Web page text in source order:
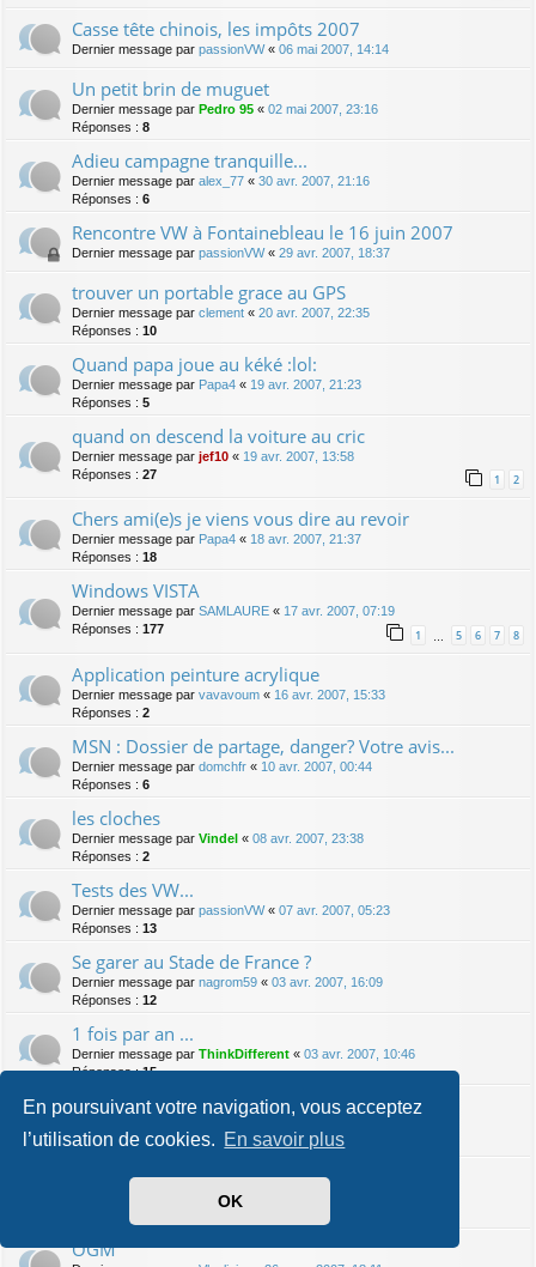
En poursuivant votre navigation, vous acceptez
l’utilisation de cookies. En savoir plus
OK
Casse tête chinois, les impôts 2007
Dernier message par passionVW« 06 mai 2007, 14:14
Un petit brin de muguet
Dernier message par Pedro 95 « 02 mai 2007, 23:16
Réponses : 8
Adieu campagne tranquille...
Dernier message par alex_77 « 30 avr. 2007, 21:16
Réponses : 6
Rencontre VW à Fontainebleau le 16 juin 2007
Dernier message par passionVW« 29 avr. 2007, 18:37
trouver un portable grace au GPS
Dernier message par clement « 20 avr. 2007, 22:35
Réponses : 10
Quand papa joue au kéké :lol:
Dernier message par Papa4 « 19 avr. 2007, 21:23
Réponses : 5
quand on descend la voiture au cric
Dernier message par jef10 « 19 avr. 2007, 13:58
Réponses : 27 1 2
Chers ami(e)s je viens vous dire au revoir
Dernier message par Papa4 « 18 avr. 2007, 21:37
Réponses : 18
Windows VISTA
Dernier message par SAMLAURE « 17 avr. 2007, 07:19
Réponses : 177 1 5 6 7 8
Application peinture acrylique
Dernier message par vavavoum « 16 avr. 2007, 15:33
Réponses : 2
MSN : Dossier de partage, danger? Votre avis...
Dernier message par domchfr « 10 avr. 2007, 00:44
Réponses : 6
les cloches
Dernier message par Vindel « 08 avr. 2007, 23:38
Réponses : 2
Tests des VW...
Dernier message par passionVW« 07 avr. 2007, 05:23
Réponses : 13
Se garer au Stade de France ?
Dernier message par nagrom59 « 03 avr. 2007, 16:09
Réponses : 12
1 fois par an ...
Dernier message par ThinkDifferent « 03 avr. 2007, 10:46
Réponses :15
moteur de tondeuse a gazon !! HELP
Réponses : 19
TP bloqué
Vindel«
OGM